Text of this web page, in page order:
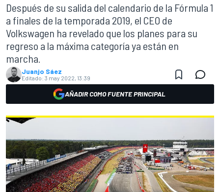
Después de su salida del calendario de la Fórmula 1
a finales de la temporada 2019, el CEO de
Volkswagen ha revelado que los planes para su
regreso a la máxima categoría ya están en
marcha.
Juanjo Sáez
Editado: 3 may 2022, 13:39
AÑADIR COMO FUENTE PRINCIPAL